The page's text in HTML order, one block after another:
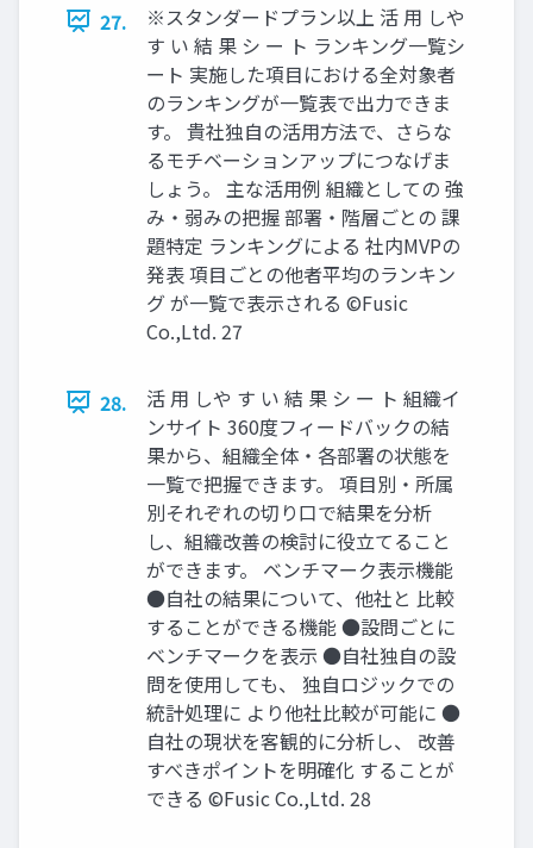
27.
※スタンダードプラン以上 活 用 しや
す い 結 果 シ ー ト ランキング一覧シ
ート 実施した項目における全対象者
のランキングが一覧表で出力できま
す。 貴社独自の活用方法で、さらな
るモチベーションアップにつなげま
しょう。 主な活用例 組織としての 強
み・弱みの把握 部署・階層ごとの 課
題特定 ランキングによる 社内MVPの
発表 項目ごとの他者平均のランキン
グ が一覧で表示される ©️Fusic
Co.,Ltd. 27
28.
活 用 しや す い 結 果 シ ー ト 組織イ
ンサイト 360度フィードバックの結
果から、組織全体・各部署の状態を
一覧で把握できます。 項目別・所属
別それぞれの切り口で結果を分析
し、組織改善の検討に役立てること
ができます。 ベンチマーク表示機能
●自社の結果について、他社と 比較
することができる機能 ●設問ごとに
ベンチマークを表示 ●自社独自の設
問を使用しても、 独自ロジックでの
統計処理に より他社比較が可能に ●
自社の現状を客観的に分析し、 改善
すべきポイントを明確化 することが
できる ©️Fusic Co.,Ltd. 28